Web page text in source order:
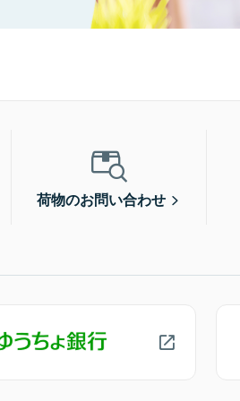
荷物のお問い合わせ